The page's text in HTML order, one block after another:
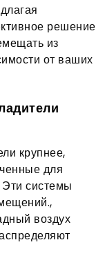
решение
из
от ваших
крупнее,
для
системы
воздух